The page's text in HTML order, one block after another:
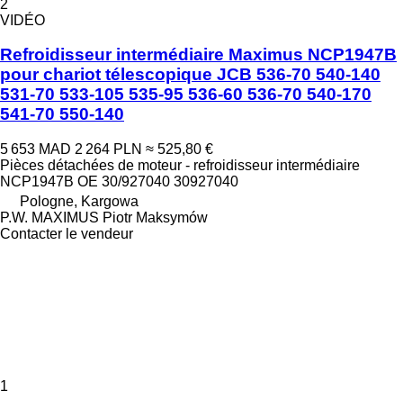
2
VIDÉO
Refroidisseur intermédiaire Maximus NCP1947B
pour chariot télescopique JCB 536-70 540-140
531-70 533-105 535-95 536-60 536-70 540-170
541-70 550-140
5 653 MAD 2 264 PLN ≈ 525,80 €
Pièces détachées de moteur - refroidisseur intermédiaire
NCP1947B OE 30/927040 30927040
Pologne, Kargowa
P.W. MAXIMUS Piotr Maksymów
Contacter le vendeur
1